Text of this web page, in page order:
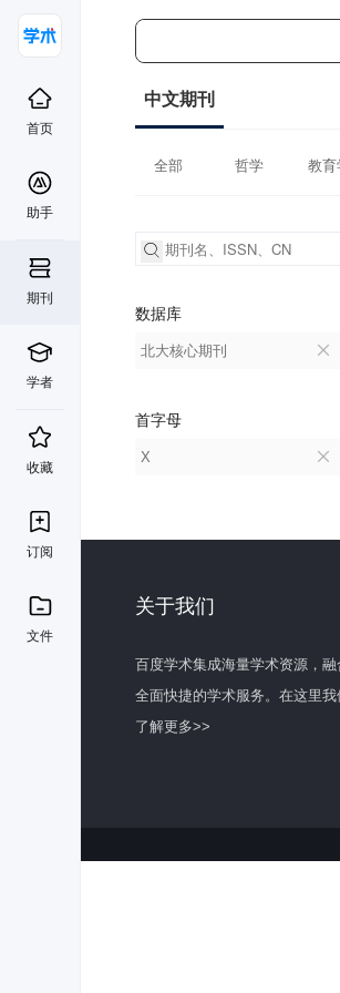
首页
助手
期刊
学者
收藏
订阅
文件
中文期刊
全部 哲学 教育
数据库
北大核心期刊
首字母
X
关于我们
百度学术集成海量学术资源，
全面快捷的学术服务。在这里
了解更多>>